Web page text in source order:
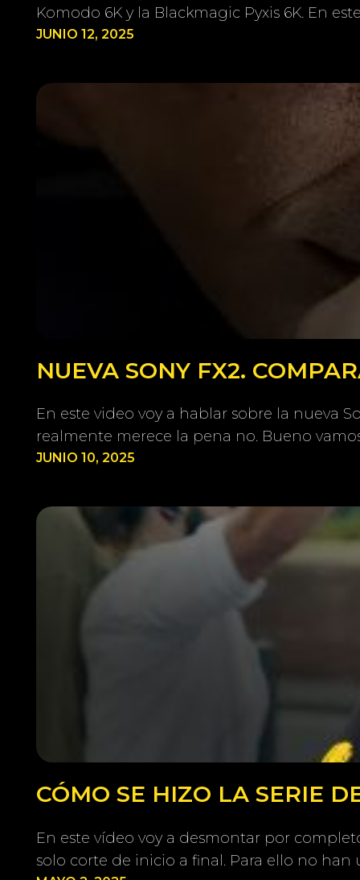
Komodo 6K y la Blackmagic Pyxis 6K. En
JUNIO 12, 2025
NUEVA SONY FX2.
En este video voy a hablar sobre la nueva
realmente merece la pena no. Bueno
JUNIO 10, 2025
CÓMO SE HIZO LA SERIE
En este vídeo voy a desmontar por
solo corte de inicio a final. Para ello no han